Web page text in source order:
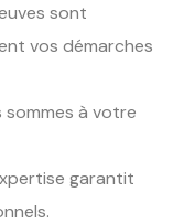
sont
vos démarches
sommes à votre
garantit